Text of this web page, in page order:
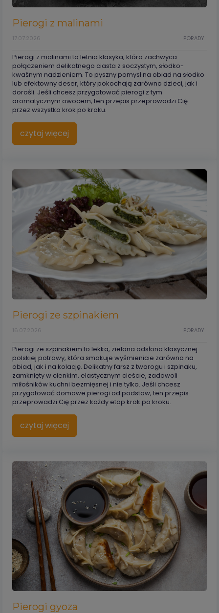
Pierogi z malinami
PORADY
17.07.2026
Pierogi z malinami to letnia klasyka, która zachwyca
połączeniem delikatnego ciasta z soczystym, słodko-
kwaśnym nadzieniem. To pyszny pomysł na obiad na słodko
lub efektowny deser, który pokochają zarówno dzieci, jak i
dorośli. Jeśli chcesz przygotować pierogi z tym
aromatycznym owocem, ten przepis przeprowadzi Cię
przez wszystko krok po kroku.
czytaj więcej
Pierogi ze szpinakiem
PORADY
16.07.2026
Pierogi ze szpinakiem to lekka, zielona odsłona klasycznej
polskiej potrawy, która smakuje wyśmienicie zarówno na
obiad, jak i na kolację. Delikatny farsz z twarogu i szpinaku,
zamknięty w cienkim, elastycznym cieście, zadowoli
miłośników kuchni bezmięsnej i nie tylko. Jeśli chcesz
przygotować domowe pierogi od podstaw, ten przepis
przeprowadzi Cię przez każdy etap krok po kroku.
czytaj więcej
Pierogi gyoza